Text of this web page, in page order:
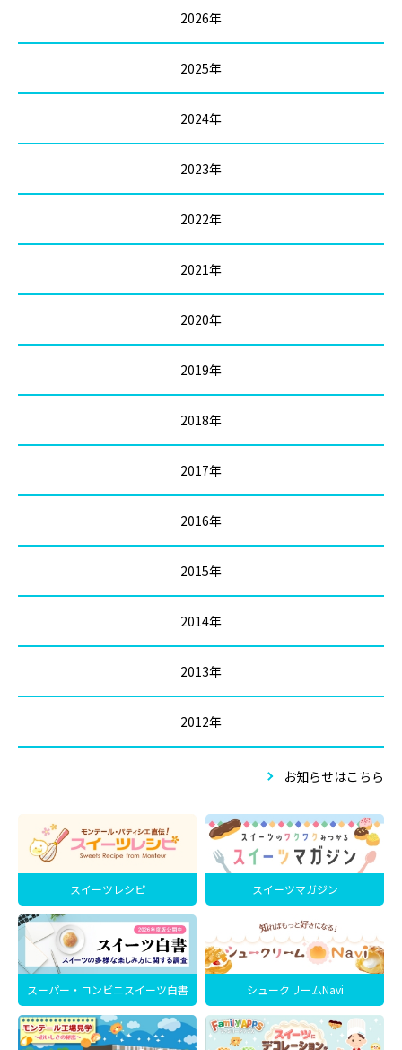
2026年
2025年
2024年
2023年
2022年
2021年
2020年
2019年
2018年
2017年
2016年
2015年
2014年
2013年
2012年
お知らせはこちら
スイーツレシピ スイーツマガジン
スーパー・コンビニスイーツ白書 シュークリームNavi